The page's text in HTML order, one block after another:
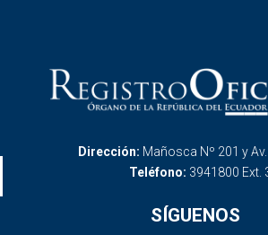
Dirección: Mañosca Nº 201 y
Teléfono: 3941800 Ext.
SÍGUENOS